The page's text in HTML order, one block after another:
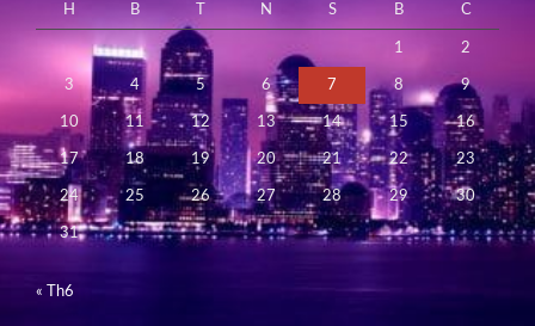
H B N S B C
1 2
3 4 5 6 7 8 9
10 11 12 13 14 15 16
17 18 19 20 21 22 23
24 25 26 27 28 29 30
31
« Th6